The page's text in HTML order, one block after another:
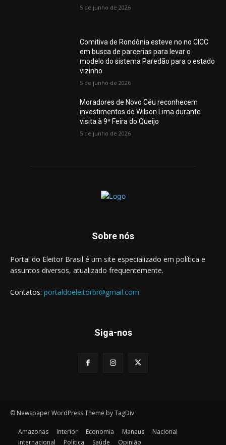
5 de junho de 2026
Comitiva de Rondônia esteve no no CICC
em busca de parcerias para levar o
modelo do sistema Paredão para o estado
vizinho
5 de junho de 2026
Moradores de Novo Céu reconhecem
investimentos de Wilson Lima durante
visita à 9ª Feira do Queijo
5 de junho de 2026
Sobre nós
Portal do Eleitor Brasil é um site especializado em política e
assuntos diversos, atualizado frequentemente.
Contatos: portaldoeleitorbr@gmail.com
Siga-nos
© Newspaper WordPress Theme by TagDiv
Amazonas Interior Economia Manaus
Nacional
Internacional
Política Saúde Opinião